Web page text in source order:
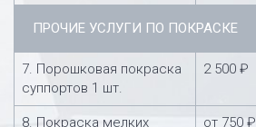
ПРОЧИЕ УСЛУГИ ПО ПОКРАСКЕ
7. Порошковая покраска
суппортов 1 шт.
2 500 ₽
8. Покраска мелких
от 750 ₽